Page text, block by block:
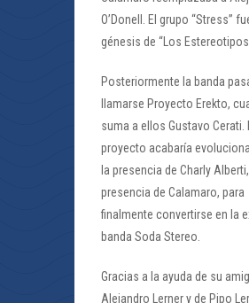
O’Donell. El grupo “Stress”
génesis de “Los
Posteriormente la banda
llamarse Proyecto Erekto,
suma a ellos Gustavo Cerati.
proyecto acabaría
la presencia de Charly
presencia de Calamaro, para
finalmente convertirse en la
banda Soda Stereo.
Gracias a la ayuda de su
Alejandro Lerner y de Pipo